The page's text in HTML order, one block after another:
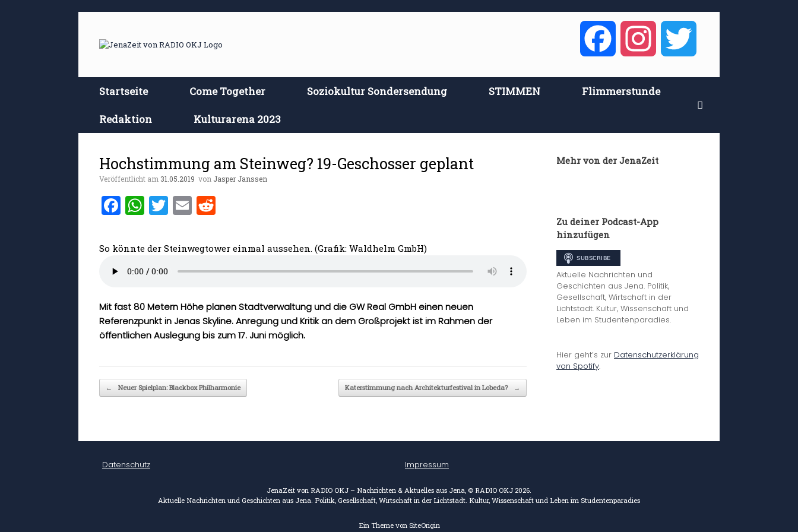
springen
Facebook Instagram
Startseite Come Together Soziokultur Sondersendung STIMMEN Flimmerstunde
Redaktion Kulturarena 2023
Hochstimmung am Steinweg? 19-Geschosser geplant
Veröffentlicht am 31.05.2019 von Jasper Janssen
F
ce
b
o
o
k
W
at
s
A
p
p
T
it
E
ai d
t
So könnte der Steinwegtower einmal aussehen. (Grafik: Waldhelm GmbH)
Mit fast 80 Metern Höhe planen Stadtverwaltung und die GW Real GmbH einen neuen
Referenzpunkt in Jenas Skyline. Anregung und Kritik an dem Großprojekt ist im Rahmen der
öffentlichen Auslegung bis zum 17. Juni möglich.
Beitragsnavigation
← Neuer Spielplan: Blackbox Philharmonie Katerstimmung nach Architekturfestival in Lobeda? →
Mehr von der JenaZeit
Zu deiner Podcast-App
hinzufügen
Aktuelle Nachrichten und
Geschichten aus Jena. Politik,
Gesellschaft, Wirtschaft in der
Lichtstadt. Kultur, Wissenschaft und
Leben im Studentenparadies.
Hier geht’s zur Datenschutzerklärung
von Spotify.
Datenschutz Impressum
JenaZeit von RADIO OKJ – Nachrichten & Aktuelles aus Jena, © RADIO OKJ 2026.
Aktuelle Nachrichten und Geschichten aus Jena. Politik, Gesellschaft, Wirtschaft in der Lichtstadt. Kultur, Wissenschaft und Leben im Studentenparadies
Ein Theme von SiteOrigin